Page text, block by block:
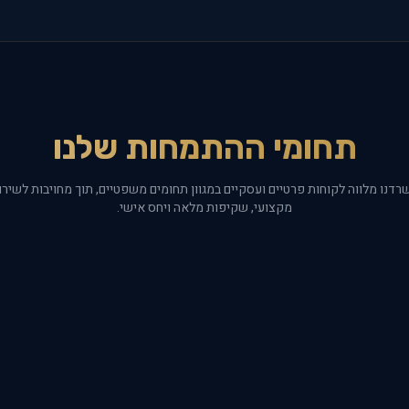
תחומי ההתמחות שלנו
מלווה לקוחות פרטיים ועסקיים במגוון תחומים משפטיים, תוך מחויבות
מקצועי, שקיפות מלאה ויחס אישי.